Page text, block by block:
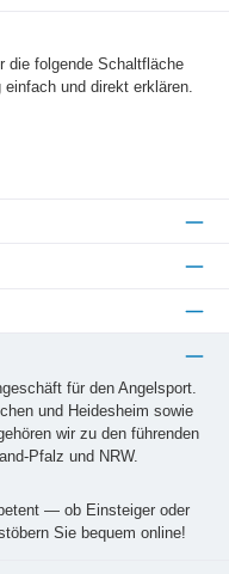
die folgende Schaltfläche
und direkt erklären.
für den Angelsport.
und Heidesheim sowie
wir zu den führenden
Pfalz und NRW.
— ob Einsteiger oder
Sie bequem online!